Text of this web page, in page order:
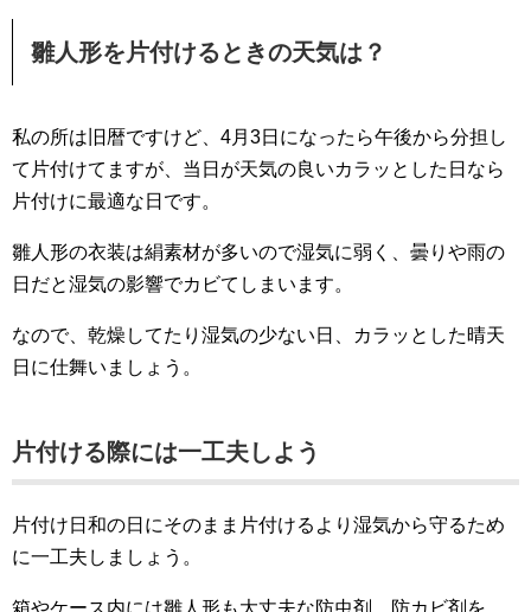
雛人形を片付けるときの天気は？
私の所は旧暦ですけど、4月3日になったら午後から分担し
て片付けてますが、当日が天気の良いカラッとした日なら
片付けに最適な日です。
雛人形の衣装は絹素材が多いので湿気に弱く、曇りや雨の
日だと湿気の影響でカビてしまいます。
なので、乾燥してたり湿気の少ない日、カラッとした晴天
日に仕舞いましょう。
片付ける際には一工夫しよう
片付け日和の日にそのまま片付けるより湿気から守るため
に一工夫しましょう。
箱やケース内には雛人形も大丈夫な防虫剤、防カビ剤を、